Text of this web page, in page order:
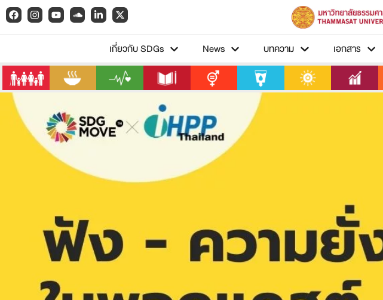
เกี่ยวกับ SDGs News บทความ เอกสาร